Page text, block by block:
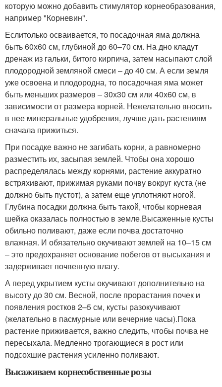
которую можно добавить стимулятор корнеобразования,
например "Корневин".
Еслитолько осваивается, то посадочная яма должна
быть 60х60 см, глубиной до 60–70 см. На дно кладут
дренаж из гальки, битого кирпича, затем насыпают слой
плодородной земляной смеси – до 40 см. А если земля
уже освоена и плодородна, то посадочная яма может
быть меньших размеров – 30х30 см или 40х60 см, в
зависимости от размера корней. Нежелательно вносить
в нее минеральные удобрения, лучше дать растениям
сначала прижиться.
При посадке важно не загибать корни, а равномерно
разместить их, засыпая землей. Чтобы она хорошо
распределялась между корнями, растение аккуратно
встряхивают, прижимая руками почву вокруг куста (не
должно быть пустот), а затем еще уплотняют ногой.
Глубина посадки должна быть такой, чтобы корневая
шейка оказалась полностью в земле.Высаженные кусты
обильно поливают, даже если почва достаточно
влажная. И обязательно окучивают землей на 10–15 см
– это предохраняет основание побегов от высыхания и
задерживает почвенную влагу.
А перед укрытием кусты окучивают дополнительно на
высоту до 30 см. Весной, после прорастания почек и
появления ростков 2–5 см, кусты разокучивают
(желательно в пасмурные или вечерние часы).Пока
растение приживается, важно следить, чтобы почва не
пересыхала. Медленно трогающиеся в рост или
подсохшие растения усиленно поливают.
Высаживаем корнесобственные розы